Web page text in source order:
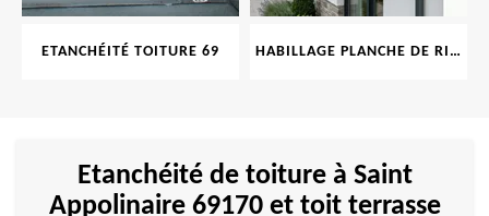
ETANCHÉITÉ TOITURE 69 HABILLAGE PLANCHE DE RIVE 69
Etanchéité de toiture à Saint
Appolinaire 69170 et toit terrasse